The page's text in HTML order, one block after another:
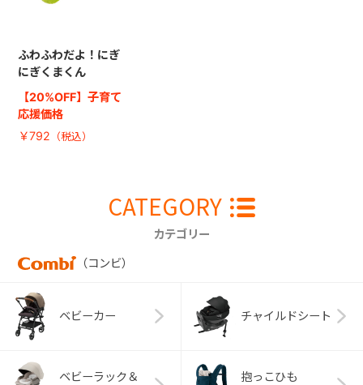
ふわふわだよ！にぎ
にぎくまくん
【20%OFF】子育て
応援価格
￥792
CATEGORY
カテゴリー
（コンビ）
ベビーカー チャイルドシート
ベビーラック＆ 抱っこひも